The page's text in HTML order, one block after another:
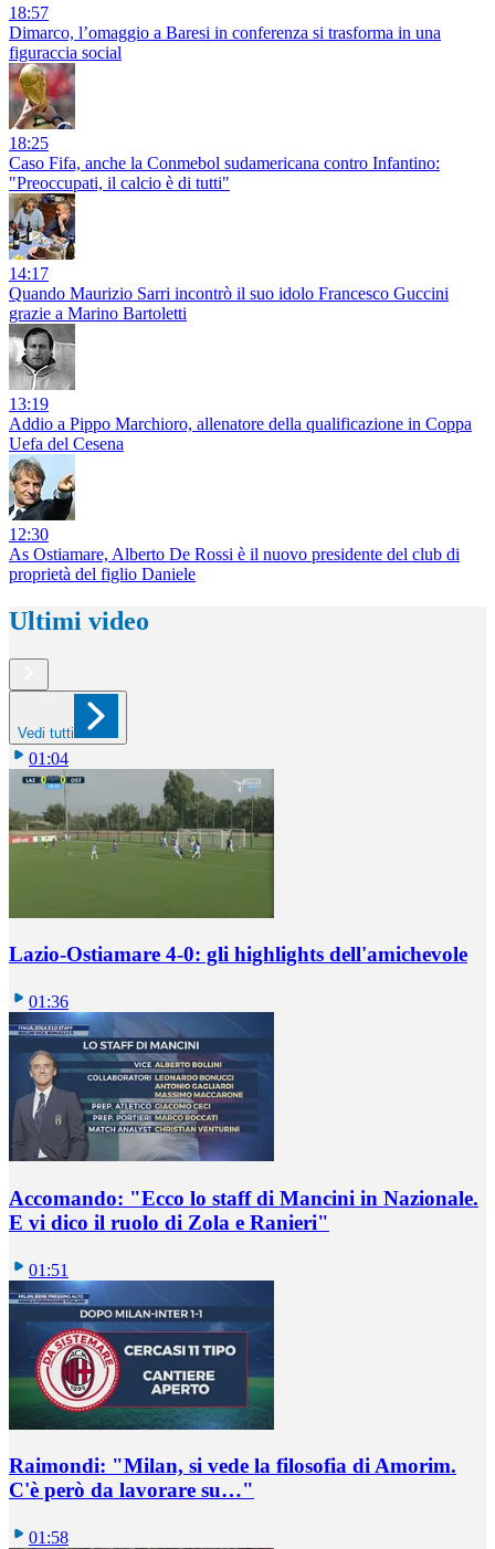
18:57
Dimarco, l’omaggio a Baresi in conferenza si trasforma in una
figuraccia social
18:25
Caso Fifa, anche la Conmebol sudamericana contro Infantino:
"Preoccupati, il calcio è di tutti"
14:17
Quando Maurizio Sarri incontrò il suo idolo Francesco Guccini
grazie a Marino Bartoletti
13:19
Addio a Pippo Marchioro, allenatore della qualificazione in Coppa
Uefa del Cesena
12:30
As Ostiamare, Alberto De Rossi è il nuovo presidente del club di
proprietà del figlio Daniele
Ultimi video
Vedi tutti
01:04
Lazio-Ostiamare 4-0: gli highlights dell'amichevole
01:36
Accomando: "Ecco lo staff di Mancini in Nazionale.
E vi dico il ruolo di Zola e Ranieri"
01:51
Raimondi: "Milan, si vede la filosofia di Amorim.
C'è però da lavorare su…"
01:58